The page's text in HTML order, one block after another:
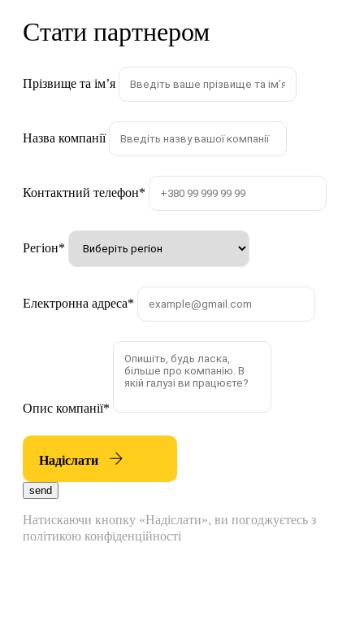
Стати партнером
Прізвище та імʼя
Назва компанії
Контактний телефон*
Регіон*
Електронна адреса*
Опис компанії*
Надіслати
send
Натискаючи кнопку «Надіслати», ви погоджуєтесь з
політикою конфіденційності